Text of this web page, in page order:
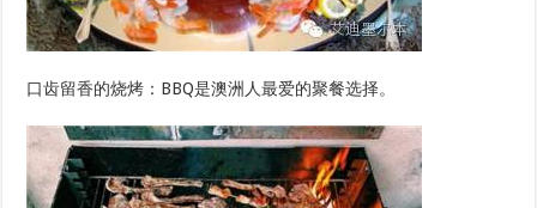
口齿留香的烧烤：BBQ是澳洲人最爱的聚餐选择。